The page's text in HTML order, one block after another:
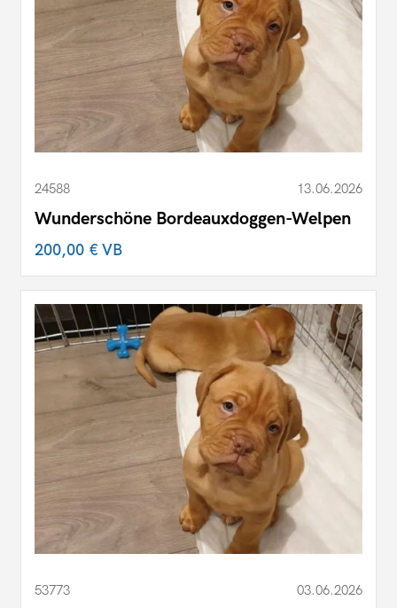
24588 13.06.2026
Wunderschöne Bordeauxdoggen-Welpen
200,00 €VB
53773 03.06.2026